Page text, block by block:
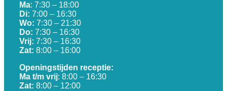
Ma: 7:30 – 18:00
Di: 7:00 – 16:30
Wo: 7:30 – 21:30
Do: 7:30 – 16:30
Vrij: 7:30 – 16:30
Zat: 8:00 – 16:00
Openingstijden receptie:
Ma t/m vrij: 8:00 – 16:30
Zat: 8:00 – 12:00